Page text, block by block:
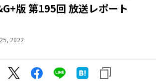
版 第195回 放送レポート
2022